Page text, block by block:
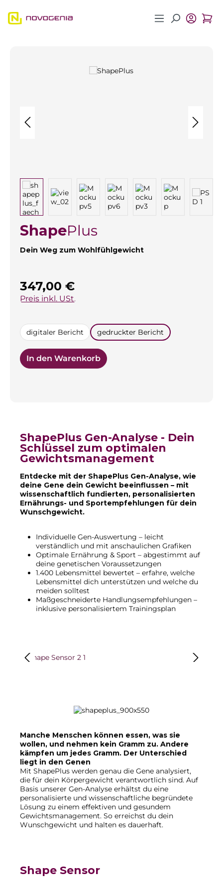
Zum Hauptinhalt springen
Bildergalerie überspringen
ShapePlus
Dein Weg zum Wohlfühlgewicht
Regulärer Preis:
347,00 €
Preis inkl. USt.
auswählen
digitaler Bericht gedruckter Bericht
In den Warenkorb
ShapePlus Gen-Analyse - Dein
Schlüssel zum optimalen
Gewichtsmanagement
Entdecke mit der ShapePlus Gen-Analyse, wie
deine Gene dein Gewicht beeinflussen – mit
wissenschaftlich fundierten, personalisierten
Ernährungs- und Sportempfehlungen für dein
Wunschgewicht.
Individuelle Gen-Auswertung – leicht
verständlich und mit anschaulichen Grafiken
Optimale Ernährung & Sport – abgestimmt auf
deine genetischen Voraussetzungen
1.400 Lebensmittel bewertet – erfahre, welche
Lebensmittel dich unterstützen und welche du
meiden solltest
Maßgeschneiderte Handlungsempfehlungen –
inklusive personalisiertem Trainingsplan
Bildergalerie überspringen
Manche Menschen können essen, was sie
wollen, und nehmen kein Gramm zu. Andere
kämpfen um jedes Gramm. Der Unterschied
liegt in den Genen
Mit ShapePlus werden genau die Gene analysiert,
die für dein Körpergewicht verantwortlich sind. Auf
Basis unserer Gen-Analyse erhältst du eine
personalisierte und wissenschaftliche begründete
Lösung zu einem effektiven und gesundem
Gewichtsmanagement. So erreichst du dein
Wunschgewicht und halten es dauerhaft.
Shape Sensor